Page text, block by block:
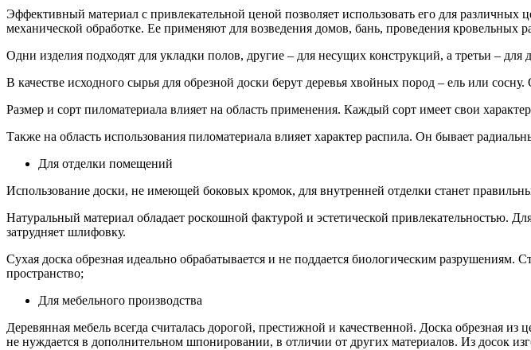
Эффективный материал с привлекательной ценой позволяет использовать его для различных
механической обработке. Ее применяют для возведения домов, бань, проведения кровельных
Одни изделия подходят для укладки полов, другие – для несущих конструкций, а третьи –
В качестве исходного сырья для обрезной доски берут деревья хвойных пород – ель или
Размер и сорт пиломатериала влияет на область применения. Каждый сорт имеет свои
Также на область использования пиломатериала влияет характер распила. Он бывает
Для отделки помещений
Использование доски, не имеющей боковых кромок, для внутренней отделки станет
Натуральный материал обладает роскошной фактурой и эстетической привлекательностью.
затрудняет шлифовку.
Сухая доска обрезная идеально обрабатывается и не поддается биологическим
пространство;
Для мебельного производства
Деревянная мебель всегда считалась дорогой, престижной и качественной. Доска обрезная
не нуждается в дополнительном шпонировании, в отличии от других материалов. Из досок